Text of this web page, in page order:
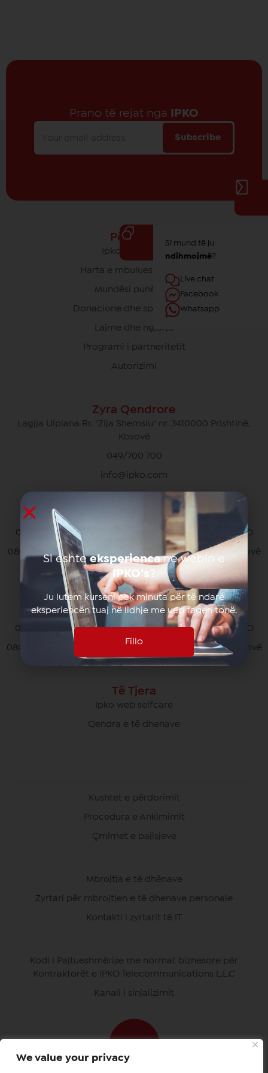
We value your privacy
Prano të rejat nga IPKO
Subscribe
Për IPKO
Ipko - Rrethi yt
Harta e mbulueshmërisë
Mundësi punësimi
Donacione dhe sponsorime
Lajme dhe ngjarje
Programi i partneritetit
Autorizimi
Zyra Qendrore
Lagjja Ulpiana Rr. "Zija Shemsiu" nr. 3410000 Prishtinë,
Kosovë
049/700 700
info@ipko.com
Kujdesi Ndaj Klientëve Privat
049/700 700 pa pagesë për thirrjet brenda rrjetit IPKO
080070070 pa pagesë nga të gjithë operatorët në Kosovë
*770# për thirrjet nga roaming
Kujdesi Ndaj Klientëve të Biznesit
049/700 900 pa pagesë për thirrjet brenda rrjetit IPKO
080070000 pa pagesë nga të gjithë operatorët në Kosovë
Të Tjera
Ipko web selfcare
Qendra e të dhenave
Kushtet e përdorimit
Procedura e Ankimimit
Çmimet e pajisjeve
Mbrojtja e të dhënave
Zyrtari për mbrojtjen e të dhenave personale
Kontakti i zyrtarit të IT
Kodi i Pajtueshmërise me normat biznesore për
Kontraktorët e IPKO Telecommunications L.L.C
Kanali i sinjalizimit
Si mund të ju
ndihmojmë?
Live chat
Facebook
Whatsapp
Si eshteeksperiencane webin e
IPKO’s?
Ju lutem kurseni pak minuta për të ndarë
eksperiencën tuaj në lidhje me ueb faqen tonë.
Fillo